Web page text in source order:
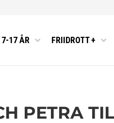
7-17 ÅR
FRIIDROTT FÖR BARN OCH
FRIIDROTT +
BLANKETTER OCH
MIDNATTSLOPPET
MEDLEMSAPPEN I
PETRA